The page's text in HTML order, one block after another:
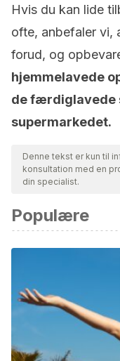
Hvis du kan lide
ofte, anbefaler vi,
forud, og
hjemmelavede
de færdiglavede
supermarkedet.
Denne tekst er kun til
konsultation med en
din specialist.
Populære